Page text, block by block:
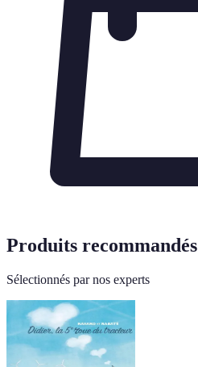
Produits recommandés
Sélectionnés par nos experts